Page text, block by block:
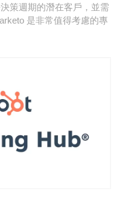
策週期的潛在客戶，並需
是非常值得考慮的專